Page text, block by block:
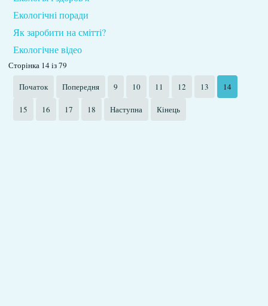
Екологічні поради
Як заробити на смітті?
Екологічне відео
Сторінка 14 із 79
Початок
Попередня 9 10 11 12 13 14
15 16 17 18 Наступна Кінець